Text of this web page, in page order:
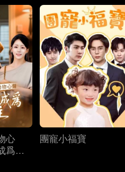
心
爲大
團寵小福寶